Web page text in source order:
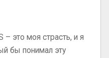
это моя страсть, и я
бы понимал эту